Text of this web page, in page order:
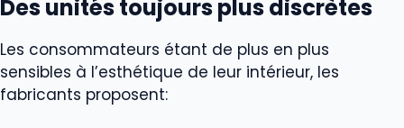
Des unités toujours plus discrètes
Les consommateurs étant de plus en plus
sensibles à l’esthétique de leur intérieur, les
fabricants proposent: